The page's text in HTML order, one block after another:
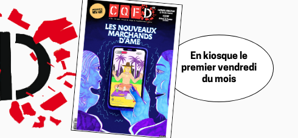
En kiosque le
premier vendredi
du mois